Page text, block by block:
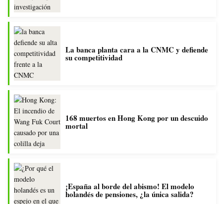
La banca planta cara a la CNMC y defiende
su competitividad
168 muertos en Hong Kong por un descuido
mortal
¡España al borde del abismo! El modelo
holandés de pensiones, ¿la única salida?